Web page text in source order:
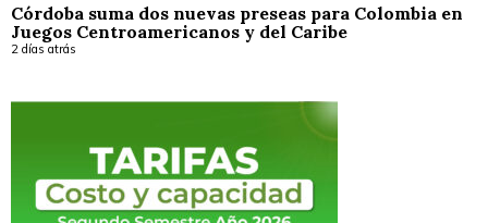
Córdoba suma dos nuevas preseas para Colombia en
Juegos Centroamericanos y del Caribe
2 días atrás